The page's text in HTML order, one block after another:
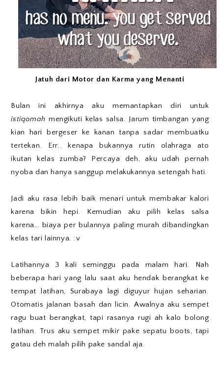
Jatuh dari Motor dan Karma yang Menanti
Bulan ini akhirnya aku memantapkan diri untuk
istiqomah mengikuti kelas salsa. Jarum timbangan yang
kian hari bergeser ke kanan tanpa sadar membuatku
tertekan. Err.. kenapa bukannya rutin olahraga ato
ikutan kelas zumba? Percaya deh, aku udah pernah
nyoba dan hanya sanggup melakukannya setengah hati.
Jadi aku rasa lebih baik menari untuk membakar kalori
karena bikin hepi. Kemudian aku pilih kelas salsa
karena… biaya per bulannya paling murah dibandingkan
kelas tari lainnya. :v
Latihannya 3 kali seminggu pada malam hari. Nah
beberapa hari yang lalu saat aku hendak berangkat ke
tempat latihan, Surabaya lagi diguyur hujan seharian.
Otomatis jalanan basah dan licin. Awalnya aku sempet
ragu buat berangkat, tapi rasanya rugi ah kalo bolong
latihan. Trus aku sempet mikir pake sepatu boots, tapi
gatau deh malah pilih pake sandal aja.